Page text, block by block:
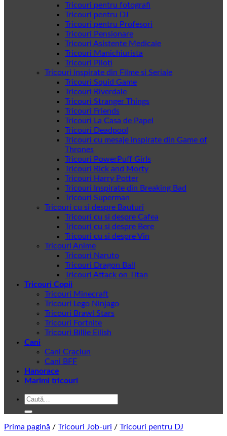
Tricouri pentru fotografi
Tricouri pentru DJ
Tricouri pentru Profesori
Tricouri Pensionare
Tricouri Asistente Medicale
Tricouri Manichiurista
Tricouri Piloti
Tricouri inspirate din Filme si Seriale
Tricouri Squid Game
Tricouri Riverdale
Tricouri Stranger Things
Tricouri Friends
Tricouri La Casa de Papel
Tricouri Deadpool
Tricouri cu mesaje inspirate din Game of
Thrones
Tricouri PowerPuff Girls
Tricouri Rick and Morty
Tricouri Harry Potter
Tricouri Inspirate din Breaking Bad
Tricouri Superman
Tricouri cu si despre Bauturi
Tricouri cu si despre Cafea
Tricouri cu si despre Bere
Tricouri cu si despre Vin
Tricouri Anime
Tricouri Naruto
Tricouri Dragon Ball
Tricouri Attack on Titan
Tricouri Copii
Tricouri Minecraft
Tricouri Lego Ninjago
Tricouri Brawl Stars
Tricouri Fortnite
Tricouri Billie Eilish
Cani
Cani Craciun
Cani BFF
Hanorace
Marimi tricouri
Caută
Prima pagină / Tricouri Job-uri / Tricouri pentru DJ